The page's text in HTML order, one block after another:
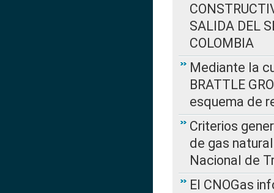
SALIDA DEL
COLOMBIA
Mediante la
BRATTLE
esquema de
Criterios
de gas
Nacional de
El CNOGas